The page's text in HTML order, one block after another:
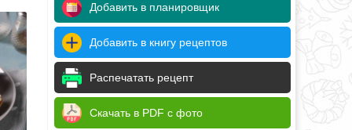
Добавить в планировщик
Добавить в книгу рецептов
Распечатать рецепт
Скачать в PDF с фото